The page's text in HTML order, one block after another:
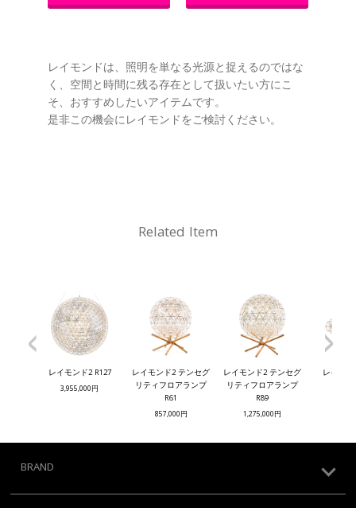
レイモンドは、照明を単なる光源と捉えるのではな
く、空間と時間に残る存在として扱いたい方にこ
そ、おすすめしたいアイテムです。
是非この機会にレイモンドをご検討ください。
Related Item
レイモンド2 R127
3,955,000円
レイモンド2 テンセグ
リティフロアランプ
R61
857,000円
レイモンド2 テンセグ
リティフロアランプ
R89
1,275,000円
レイモ
< >
BRAND